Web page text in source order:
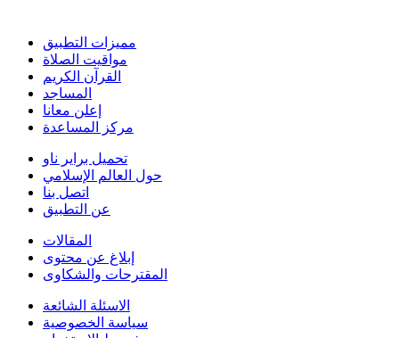
مميزات التطبيق
مواقيت الصلاة
القرآن الكريم
المساجد
إعلن معانا
مركز المساعدة
تحميل براير ناو
حول العالم الإسلامي
اتصل بنا
عن التطبيق
المقالات
إبلاغ عن محتوى
المقترحات والشكاوى
الاسئلة الشائعة
سياسة الخصوصية